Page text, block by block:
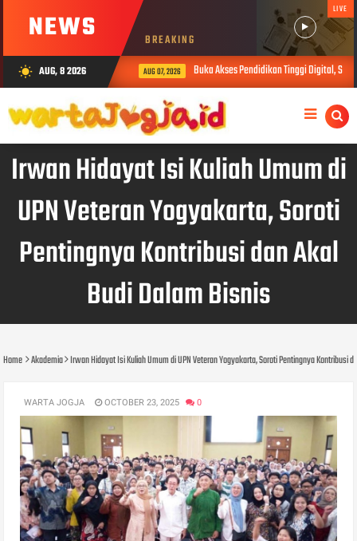
NEWS BREAKING
LIVE
wb_sunny AUG, 8 2026 AUG 07, 2026 Buka Akses Pendidikan Tinggi Digital,
Irwan Hidayat Isi Kuliah Umum di
UPN Veteran Yogyakarta, Soroti
Pentingnya Kontribusi dan Akal
Budi Dalam Bisnis
Home Akademia Irwan Hidayat Isi Kuliah Umum di UPN Veteran Yogyakarta, Soroti Pentingnya Kontribusi
WARTA JOGJA OCTOBER 23, 2025 0